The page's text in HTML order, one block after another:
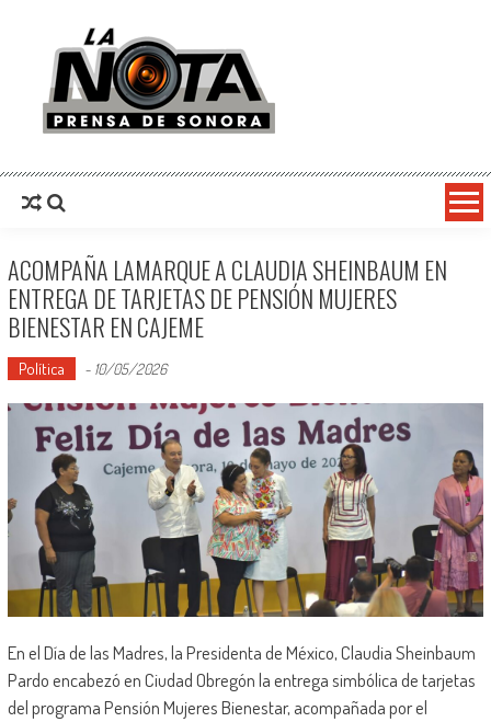
La Nota Prensa De Sonora
ACOMPAÑA LAMARQUE A CLAUDIA SHEINBAUM EN
ENTREGA DE TARJETAS DE PENSIÓN MUJERES
BIENESTAR EN CAJEME
Política - 10/05/2026
En el Día de las Madres, la Presidenta de México, Claudia Sheinbaum
Pardo encabezó en Ciudad Obregón la entrega simbólica de tarjetas
del programa Pensión Mujeres Bienestar, acompañada por el